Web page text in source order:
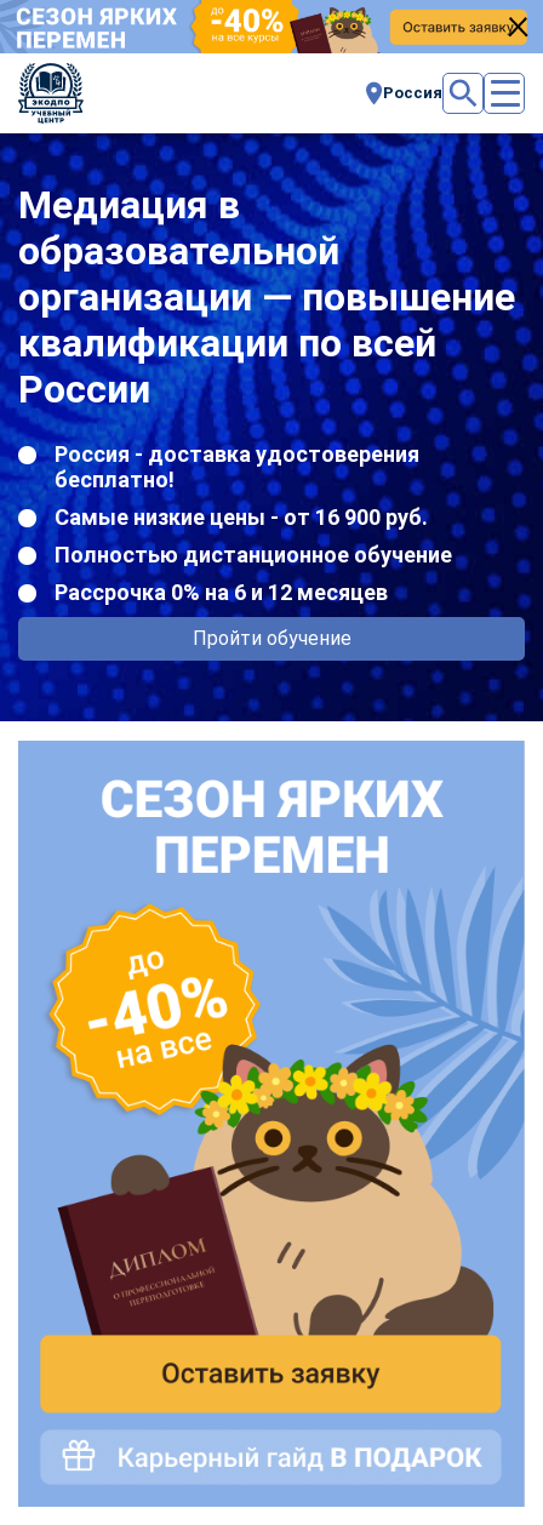
Россия
Медиация в
образовательной
организации — повышение
квалификации по всей
России
Россия - доставка удостоверения
бесплатно!
Самые низкие цены - от 16 900 руб.
Полностью дистанционное обучение
Рассрочка 0% на 6 и 12 месяцев
Пройти обучение